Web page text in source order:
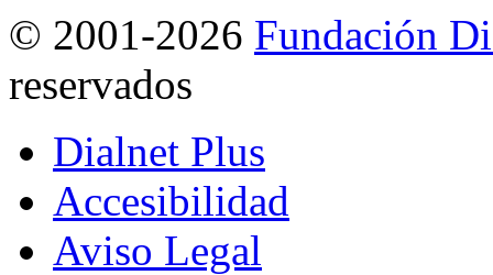
© 2001-2026 Fundación
reservados
Dialnet Plus
Accesibilidad
Aviso Legal